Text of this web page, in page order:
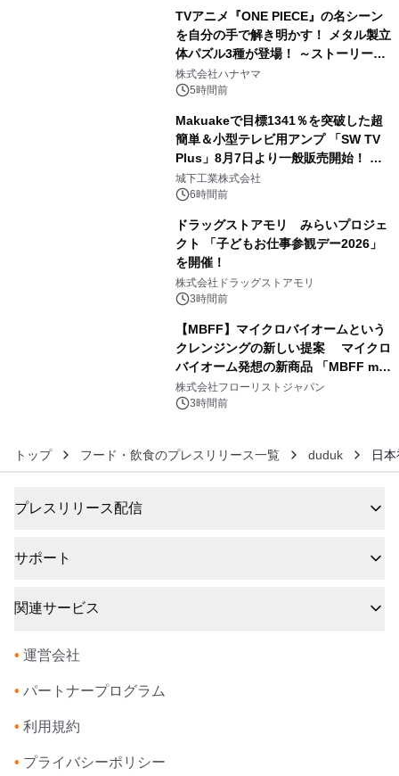
TVアニメ『ONE PIECE』の名シーン
を自分の手で解き明かす！ メタル製立
体パズル3種が登場！ ～ストーリーと
ギミックが融合した 大人の体験型パズ
ルが8月7日(金)12時より先行予約受付
株式会社ハナヤマ
5時間前
Makuakeで目標1341％を突破した超
簡単＆小型テレビ用アンプ 「SW TV
Plus」8月7日より一般販売開始！ ケ
ーブル1本つなぐだけ、テレビの音が
ぐっと豊かに
城下工業株式会社
6時間前
ドラッグストアモリ みらいプロジェ
クト 「子どもお仕事参観デー2026」
を開催！
株式会社ドラッグストアモリ
3時間前
【MBFF】マイクロバイオームという
クレンジングの新しい提案 マイクロ
バイオーム発想の新商品 「MBFF mb
クレンジングPRO」を2026年8月6日
発売
株式会社フローリストジャパン
3時間前
トップ フード・飲食のプレスリリース一覧 duduk 日
プレスリリース配信
サポート
関連サービス
• 運営会社
• パートナープログラム
• 利用規約
• プライバシーポリシー